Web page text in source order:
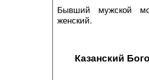
Бывший мужской
женский.
Казанский